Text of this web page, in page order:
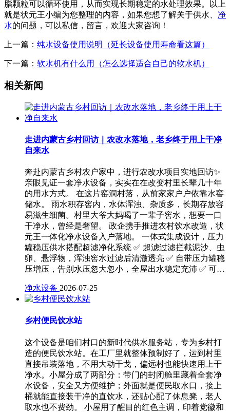
脂颗粒可以循环使用，从而实现长期稳定的水处理效果。以上
就是状元王小编为您整理的内容，如果您想了解关于供水、 净
水的问题，可以私信，留言，欢迎大家咨询！
上一篇： 纯水设备使用说明（延长设备使用寿命看这篇）
下一篇： 软水机有什么用（怎么选择适合自己的软水机）
相关新闻
走进内蒙古乡村回访｜农改水落地，老乡终于用上干净
自来水
奔赴内蒙古乡村农户家中，进行农改水项目实地回访✨
亲眼见证一套净水设备，实实在在改变村里长辈几十年
的用水方式。 在这片窑洞村落，从前家家户户依靠水窖
储水。 雨水积存窖内，水体浑浊、杂质多，长期存放容
易滋生细菌。村里大爷大妈喝了一辈子窖水，想要一口
干净水，曾经是奢望。 政企携手推进农村饮水改造，状
元王一体化净水设备入户落地。 一体式集成设计，压力
罐稳压供水搭配超滤净化系统 ✅ 超滤过滤拦截泥沙、虫
卵、悬浮物，浑浊窖水过滤后清澈透亮 ✅ 自带压力罐稳
压增压，告别水压忽大忽小，全屋出水稳定充沛 ✅ 可…
净水设备 2026-07-25
乡村便民饮水站
这个设备是咱们村口的新时代供水服务站，专为乡村打
造的便民饮水站。在工厂里就整体预制好了，运到村里
直接吊装落地，不用大动干戈，偏远村也能快速用上干
净水。小屋分成了两部分：带门的封闭舱里藏着全套净
水设备，安全又方便维护；外面就是便民取水口，接上
桶就能直接装干净的直饮水，还贴心配了休息凳，老人
取水也不费劲。 小屋用了醒目的红色主调，印着党徽和